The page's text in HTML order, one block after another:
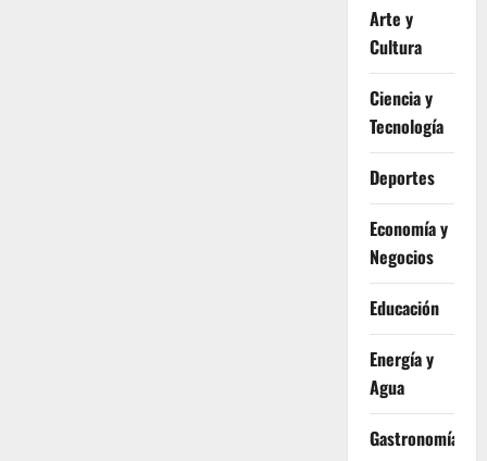
Arte y
Cultura
Ciencia y
Tecnología
Deportes
Economía y
Negocios
Educación
Energía y
Agua
Gastronomía